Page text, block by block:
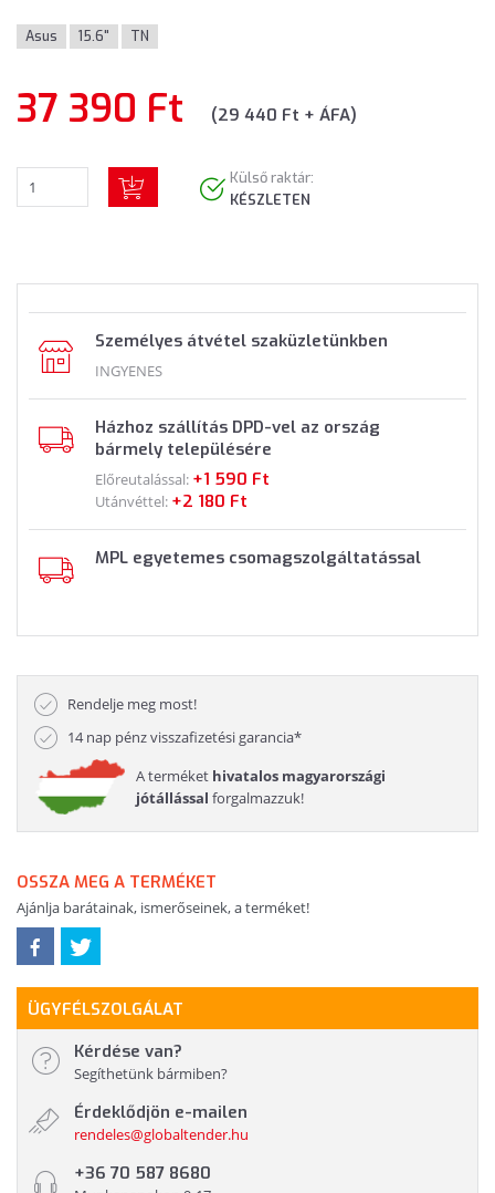
Asus 15.6" TN
37 390 Ft (29 440 Ft + ÁFA)
Külső raktár:
KÉSZLETEN
Személyes átvétel szaküzletünkben
INGYENES
Házhoz szállítás DPD-vel az ország
bármely településére
Előreutalással: +1 590 Ft
Utánvéttel: +2 180 Ft
MPL egyetemes csomagszolgáltatással
Rendelje meg most!
14 nap pénz visszafizetési garancia*
A terméket hivatalos magyarországi
jótállással forgalmazzuk!
OSSZA MEG A TERMÉKET
Ajánlja barátainak, ismerőseinek, a terméket!
ÜGYFÉLSZOLGÁLAT
Kérdése van?
Segíthetünk bármiben?
Érdeklődjön e-mailen
rendeles@globaltender.hu
+36 70 587 8680